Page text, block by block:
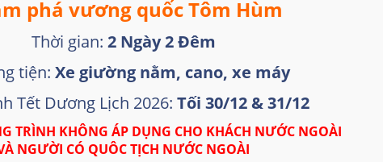
phá vương quốc Tôm Hùm
Thời gian: 2 Ngày 2 Đêm
tiện:Xe giường nằm, cano, xe máy
Tết Dương Lịch 2026: Tối 30/12 & 31/12
TRÌNH KHÔNG ÁP DỤNG CHO KHÁCH NƯỚC NGOÀI
NGƯỜI CÓ QUÔC TỊCH NƯỚC NGOÀI